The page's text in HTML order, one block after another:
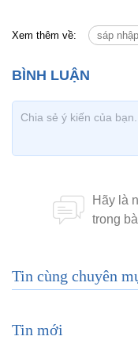
Xem thêm về: sáp
Tin cùng chuyên
Tin mới